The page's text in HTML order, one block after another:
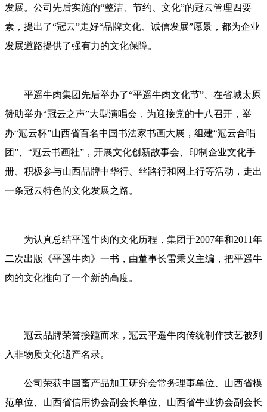
发展。公司先后实施的“整洁、节约、文化”的冠云管理四要
素，提出了“冠云”走好“品牌文化、诚信发展”愿景，都为企业
发展道路提供了强有力的文化保障。
平遥牛肉集团先后举办了“平遥牛肉文化节”、在省城太原
赞助举办“冠云之声”大型演唱会，为迎接党的十八召开，举
办“冠云杯”山西省百名中国书法家书画大展，组建“冠云合唱
团”、“冠云书画社”，开展文化创新故事会、印制企业文化手
册、积极参与山西品牌中华行、丝路行和网上行等活动，走出
一条冠云特色的文化发展之路。
为认真总结平遥牛肉的文化历程，集团于2007年和2011年
二次出版《平遥牛肉》一书，由董事长雷秉义主编，把平遥牛
肉的文化推向了一个新的高度。
冠云品牌荣誉接踵而来，冠云平遥牛肉传统制作技艺被列
入非物质文化遗产名录。
公司荣获中国畜产品加工研究会常务理事单位、山西省模
范单位、山西省信用协会副会长单位、山西省牛业协会副会长